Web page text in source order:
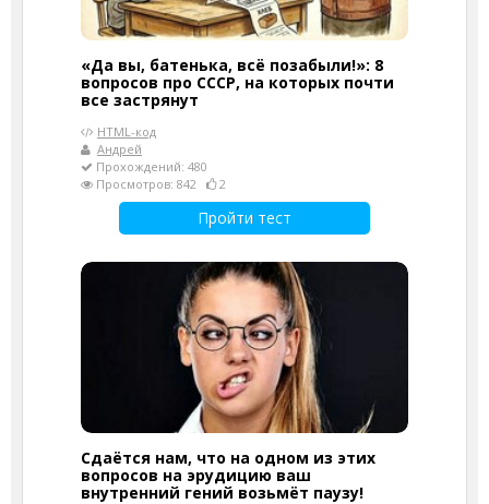
«Да вы, батенька, всё позабыли!»: 8
вопросов про СССР, на которых почти
все застрянут
HTML-код
Андрей
Прохождений: 480
Просмотров: 842
2
Пройти тест
Сдаётся нам, что на одном из этих
вопросов на эрудицию ваш
внутренний гений возьмёт паузу!